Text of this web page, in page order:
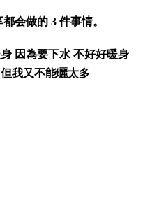
会做的 3 件事情。
因為要下水 不好好暖身
我又不能曬太多